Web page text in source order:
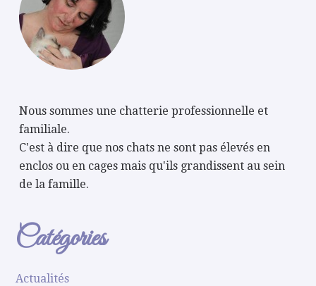
Nous sommes une chatterie professionnelle et
familiale.
C'est à dire que nos chats ne sont pas élevés en
enclos ou en cages mais qu'ils grandissent au sein
de la famille.
Catégories
Actualités